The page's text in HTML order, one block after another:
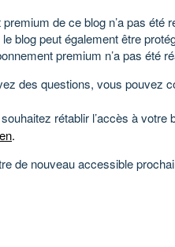
de ce blog n’a pas été
blog peut également être
premium n’a pas été
des questions, vous pouvez
rétablir l’accès à votre
.
de nouveau accessible